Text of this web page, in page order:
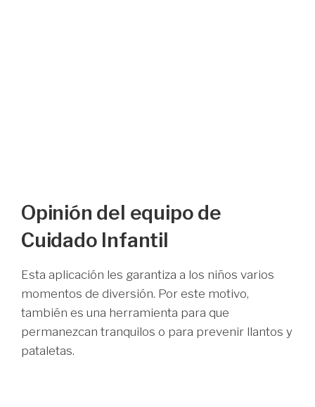
Opinión del equipo de
Cuidado Infantil
Esta aplicación les garantiza a los niños varios
momentos de diversión. Por este motivo,
también es una herramienta para que
permanezcan tranquilos o para prevenir llantos y
pataletas.